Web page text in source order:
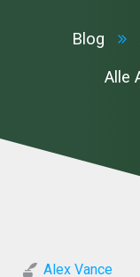
Blog
Alle
Alex Vance